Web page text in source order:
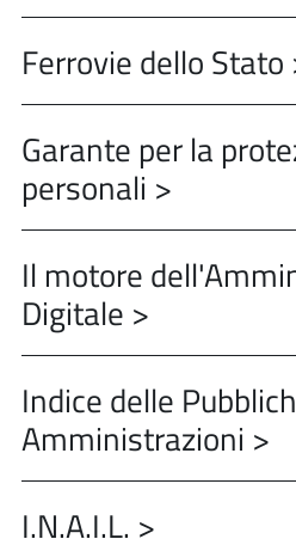
Ferrovie dello Stato
Garante per la
personali >
Il motore
Digitale >
Indice delle
Amministrazioni >
I.N.A.I.L. >